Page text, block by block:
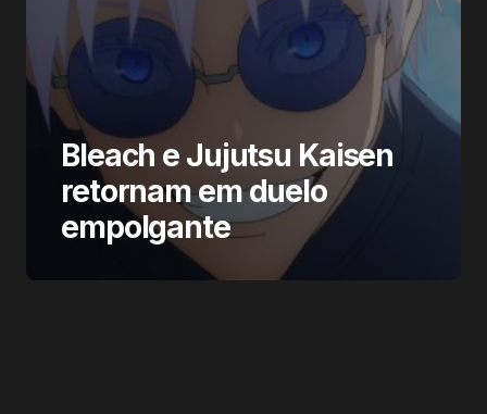
Bleach e Jujutsu Kaisen
retornam em duelo
empolgante